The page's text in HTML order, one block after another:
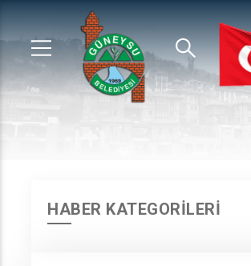
HABER KATEGORİLERİ